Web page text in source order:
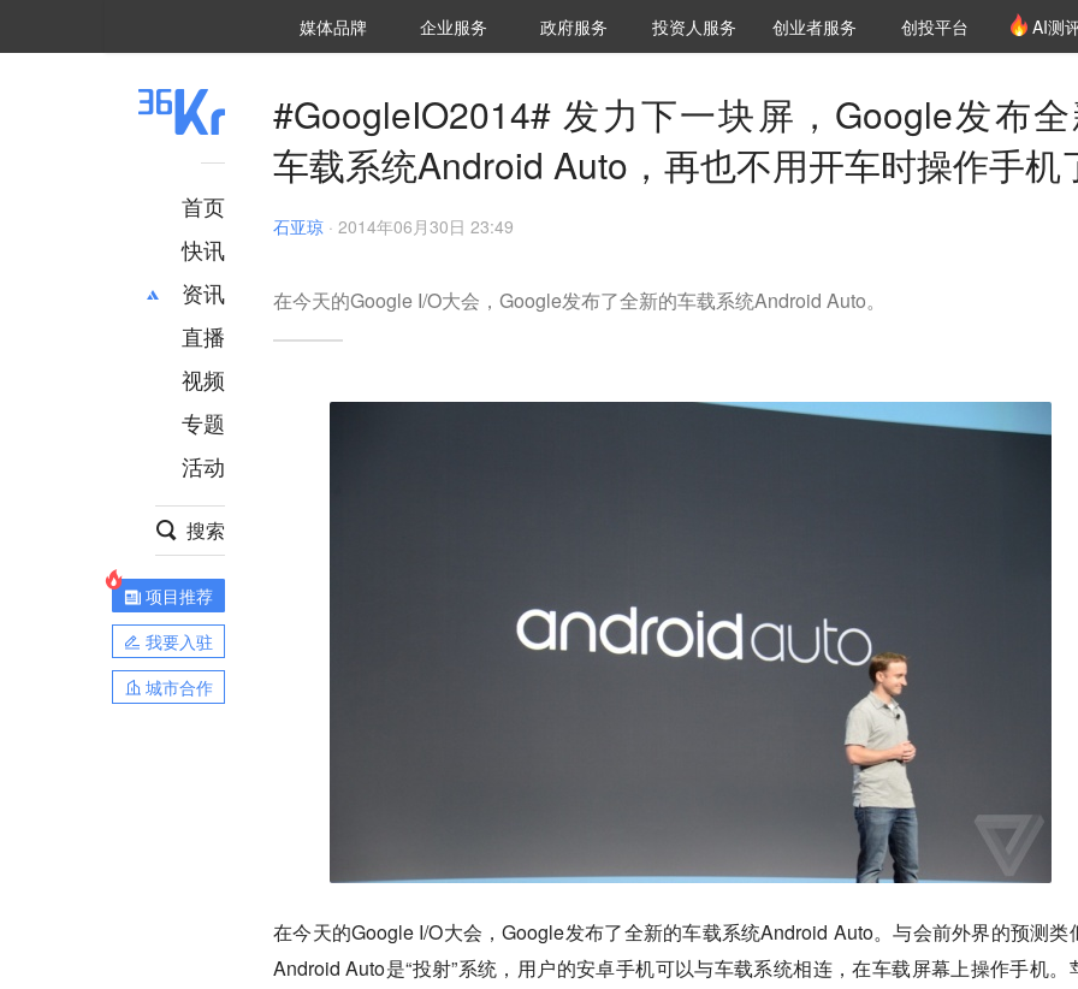
媒体品牌 36Kr研究院
企业服务 城市之窗
政府服务 VClub投资机构库
投资机构职位推介
投资人服务 创投氪堂
创业者服务 创投平台 AI测
首页
快讯
资讯
推荐
财经
项目推荐
安徽
直播
视频
专题
活动
搜索
项目推荐
我要入驻
城市合作
#GoogleIO2014# 发力下一块屏，Google发布
车载系统Android Auto，再也不用开车时操作手机
石亚琼 · 2014年06月30日 23:49
在今天的Google I/O大会，Google发布了全新的车载系统Android Auto。
在今天的Google I/O大会，Google发布了全新的车载系统Android Auto。与会前外界的预测类
Android Auto是“投射”系统，用户的安卓手机可以与车载系统相连，在车载屏幕上操作手机。